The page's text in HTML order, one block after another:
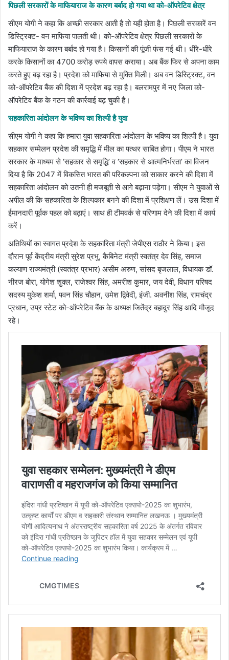
पिछली सरकारों के माफियाराज के कारण बर्बाद हो गया था को-ऑपरेटिव क्षेत्र
सीएम योगी ने कहा कि अच्छी सरकार आती है तो यही होता है। पिछली सरकारें वन
डिस्ट्रिक्ट- वन माफिया पालती थी। को-ऑपरेटिव क्षेत्र पिछली सरकारों के
माफियाराज के कारण बर्बाद हो गया है। किसानों की पूंजी फंस गई थी। धीरे-धीरे
करके किसानों का 4700 करोड़ रुपये वापस कराया। अब बैंक फिर से अपना काम
करते हुए बढ़ रहा है। प्रदेश को माफिया से मुक्ति मिली। अब वन डिस्ट्रिक्ट, वन
को-ऑपरेटिव बैंक की दिशा में प्रदेश बढ़ रहा है। बलरामपुर में नए जिला को-
ऑपरेटिव बैंक के गठन की कार्रवाई बढ़ चुकी है।
सहकारिता आंदोलन के भविष्य का शिल्पी है युवा
सीएम योगी ने कहा कि हमारा युवा सहकारिता आंदोलन के भविष्य का शिल्पी है। युवा
सहकार सम्मेलन प्रदेश की समृद्धि में मील का पत्थर साबित होगा। पीएम ने भारत
सरकार के माध्यम से ‘सहकार से समृद्धि’ व ‘सहकार से आत्मनिर्भरता’ का विजन
दिया है कि 2047 में विकसित भारत की परिकल्पना को साकार करने की दिशा में
सहकारिता आंदोलन को उतनी ही मजबूती से आगे बढ़ाना पड़ेगा। सीएम ने युवाओं से
अपील की कि सहकारिता के शिल्पकार बनने की दिशा में प्रशिक्षण लें। उस दिशा में
ईमानदारी पूर्वक पहल को बढ़ाएं। साथ ही टीमवर्क से परिणाम देने की दिशा में कार्य
करें।
अतिथियों का स्वागत प्रदेश के सहकारिता मंत्री जेपीएस राठौर ने किया। इस
दौरान पूर्व केंद्रीय मंत्री सुरेश प्रभु, कैबिनेट मंत्री स्वतंत्र देव सिंह, समाज
कल्याण राज्यमंत्री (स्वतंत्र प्रभार) असीम अरुण, सांसद बृजलाल, विधायक डॉ.
नीरज बोरा, योगेश शुक्ल, राजेश्वर सिंह, अमरीश कुमार, जय देवी, विधान परिषद
सदस्य मुकेश शर्मा, पवन सिंह चौहान, उमेश द्विवेदी, इंजी. अवनीश सिंह, रामचंद्र
प्रधान, उप्र स्टेट को-ऑपरेटिव बैंक के अध्यक्ष जितेंद्र बहादुर सिंह आदि मौजूद
रहे।